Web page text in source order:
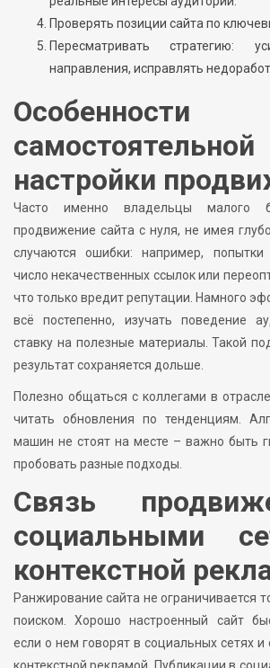
Проверять позиции сайта по
Пересматривать стратегию:
направления, исправлять
Особенности
самостоятельной
настройки
Часто именно владельцы малого
продвижение сайта с нуля, не имея
случаются ошибки: например, попытки
число некачественных ссылок или
что только вредит репутации. Намного
всё постепенно, изучать поведение
ставку на полезные материалы. Такой
результат сохраняется дольше.
Полезно общаться с коллегами в
читать обновления по тенденциям.
машин не стоят на месте – важно быть
пробовать разные подходы.
Связь
социальными
контекстной
Ранжирование сайта не ограничивается
поиском. Хорошо настроенный сайт
если о нем говорят в социальных сетях